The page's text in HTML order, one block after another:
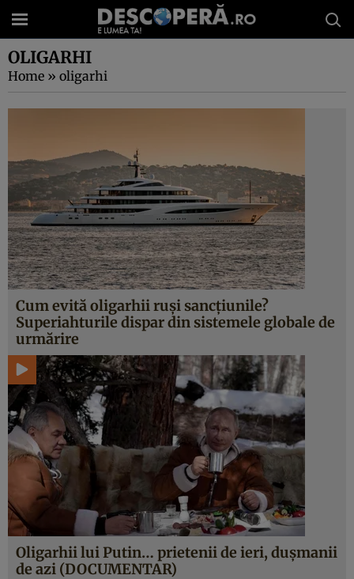
OLIGARHI
Home » oligarhi
Cum evită oligarhii ruși sancțiunile?
Superiahturile dispar din sistemele globale de
urmărire
Oligarhii lui Putin… prietenii de ieri, dușmanii
de azi (DOCUMENTAR)